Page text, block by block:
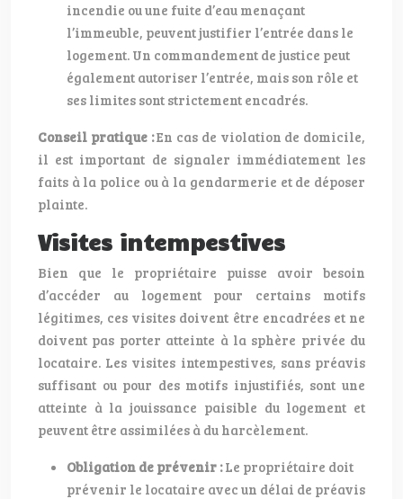
incendie ou une fuite d’eau menaçant
l’immeuble, peuvent justifier l’entrée dans le
logement. Un commandement de justice peut
également autoriser l’entrée, mais son rôle et
ses limites sont strictement encadrés.
Conseil pratique :En cas de violation de domicile,
il est important de signaler immédiatement les
faits à la police ou à la gendarmerie et de déposer
plainte.
Visites intempestives
Bien que le propriétaire puisse avoir besoin
d’accéder au logement pour certains motifs
légitimes, ces visites doivent être encadrées et ne
doivent pas porter atteinte à la sphère privée du
locataire. Les visites intempestives, sans préavis
suffisant ou pour des motifs injustifiés, sont une
atteinte à la jouissance paisible du logement et
peuvent être assimilées à du harcèlement.
Obligation de prévenir :Le propriétaire doit
prévenir le locataire avec un délai de préavis